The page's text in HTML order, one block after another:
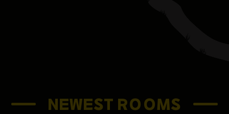
NEWEST ROOMS